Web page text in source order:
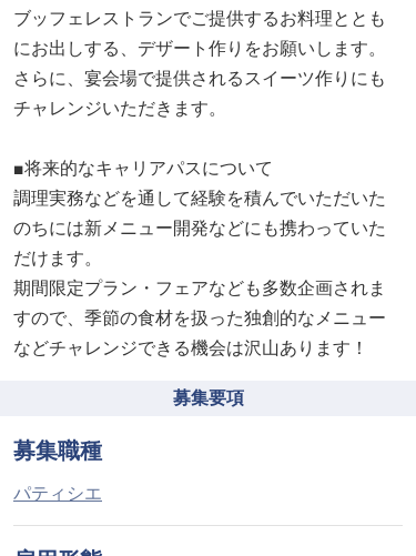
ブッフェレストランでご提供するお料理ととも
にお出しする、デザート作りをお願いします。
さらに、宴会場で提供されるスイーツ作りにも
チャレンジいただきます。
■将来的なキャリアパスについて
調理実務などを通して経験を積んでいただいた
のちには新メニュー開発などにも携わっていた
だけます。
期間限定プラン・フェアなども多数企画されま
すので、季節の食材を扱った独創的なメニュー
などチャレンジできる機会は沢山あります！
募集要項
募集職種
パティシエ